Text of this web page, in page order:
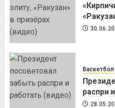
Баскетбол
распри